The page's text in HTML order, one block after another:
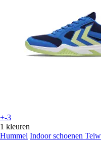
+-3
1 kleuren
Hummel Indoor schoenen